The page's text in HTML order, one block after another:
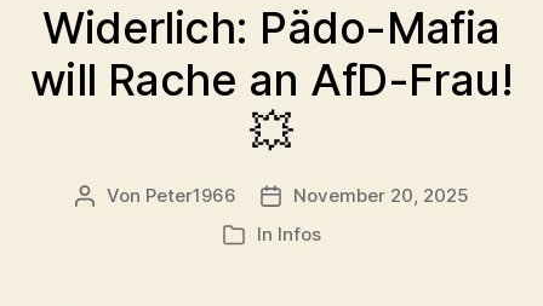
Widerlich: Pädo-Mafia
will Rache an AfD-Frau!
💥
Beitragsautor
Von Peter1966 Veröffentlichungsdatum
November 20, 2025
Kategorien
In Infos